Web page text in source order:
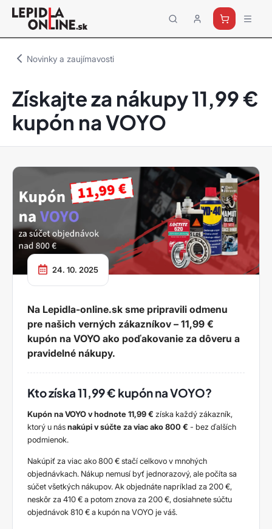
Priemyselné
lepidlá
Novinky a zaujímavosti
Získajte za nákupy 11,99 €
kupón na VOYO
24. 10. 2025
Na Lepidla-online.sk sme pripravili odmenu
pre našich verných zákazníkov – 11,99 €
kupón na VOYO ako poďakovanie za dôveru a
pravidelné nákupy.
Kto získa 11,99 € kupón na VOYO?
Kupón na VOYO v hodnote 11,99 € získa každý zákazník,
ktorý u násnakúpi v súčte za viac ako 800 € - bez ďalších
podmienok.
Nakúpiť za viac ako 800 € stačí celkovo v mnohých
objednávkach. Nákup nemusí byť jednorazový, ale počíta sa
súčet všetkých nákupov. Ak objednáte napríklad za 200 €,
neskôr za 410 € a potom znova za 200 €, dosiahnete súčtu
objednávok 810 € a kupón na VOYO je váš.